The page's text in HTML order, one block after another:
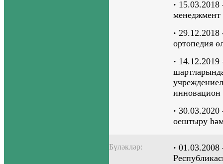
· 15.03.2018
менеджмент
· 29.12.2018
ортопедия
· 14.12.2019
· 30.03.2020
оештыру
Бүләкләр: ·